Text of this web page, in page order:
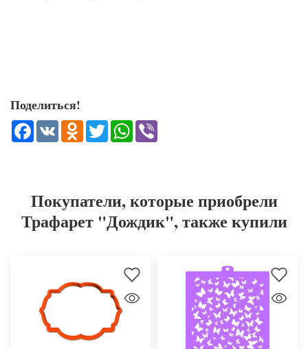
Поделиться!
Facebook
VK Odnoklassniki
TwitterWhatsApp
Покупатели, которые приобрели
Трафарет "Дождик", также купили